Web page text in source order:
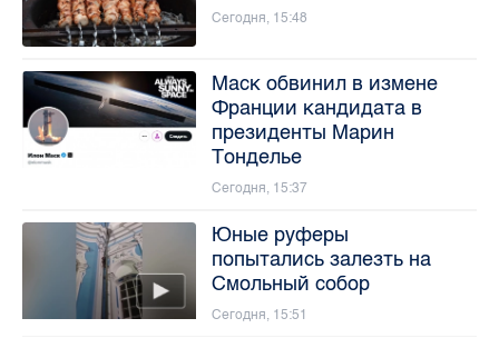
Сегодня, 15:48
Маск обвинил в измене
Франции кандидата в
президенты Марин
Тонделье
Сегодня, 15:37
Юные руферы
попытались залезть на
Смольный собор
Сегодня, 15:51